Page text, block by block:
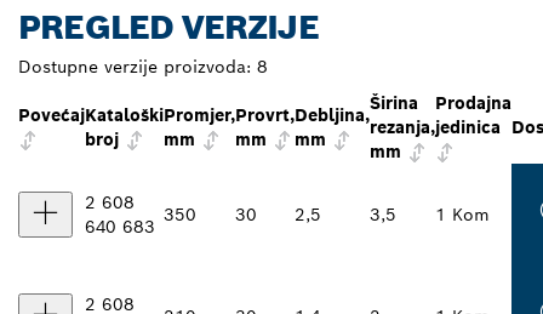
PREGLED VERZIJE
Dostupne verzije proizvoda: 8
PovećajKataloški
broj
Promjer,
mm
Provrt,
mm
Debljina,
mm
Širina
rezanja,
mm
Prodajna
jedinica
2 608
640 683
350 30 2,5 3,5 1 Kom
2 608